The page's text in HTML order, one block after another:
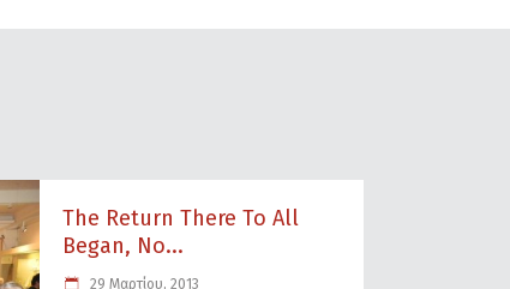
The Return There To All
Began, Νο...
29 Μαρτίου, 2013